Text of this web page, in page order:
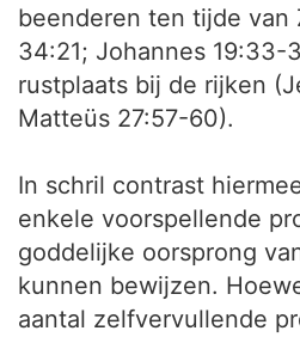
beenderen ten tijde van
34:21; Johannes 19:33-
rustplaats bij de rijken
Matteüs 27:57-60).
In schril contrast
enkele voorspellende
goddelijke oorsprong
kunnen bewijzen.
aantal zelfvervullende